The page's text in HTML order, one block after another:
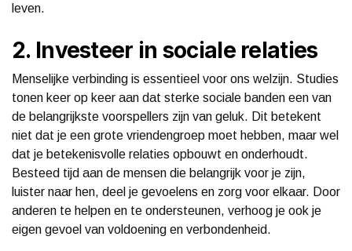
leven.
2. Investeer in sociale relaties
Menselijke verbinding is essentieel voor ons welzijn. Studies
tonen keer op keer aan dat sterke sociale banden een van
de belangrijkste voorspellers zijn van geluk. Dit betekent
niet dat je een grote vriendengroep moet hebben, maar wel
dat je betekenisvolle relaties opbouwt en onderhoudt.
Besteed tijd aan de mensen die belangrijk voor je zijn,
luister naar hen, deel je gevoelens en zorg voor elkaar. Door
anderen te helpen en te ondersteunen, verhoog je ook je
eigen gevoel van voldoening en verbondenheid.